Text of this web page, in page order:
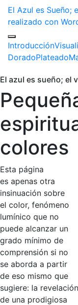
El Azul es Sueño;
realizado con
Introducción
DoradoPlateado
El azul es sueño; el
colores
Esta página
es apenas otra
insinuación sobre
el color, fenómeno
lumínico que no
puede alcanzar un
grado mínimo de
comprensión si no
se aborda a partir
de eso mismo que
sugiere: la revelación
de una prodigiosa